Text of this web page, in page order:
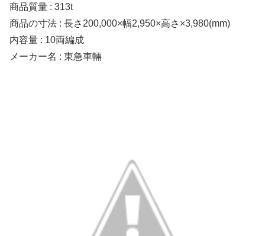
商品質量 : 313t
商品の寸法 : 長さ200,000×幅2,950×高さ×3,980(mm)
内容量 : 10両編成
メーカー名 : 東急車輛